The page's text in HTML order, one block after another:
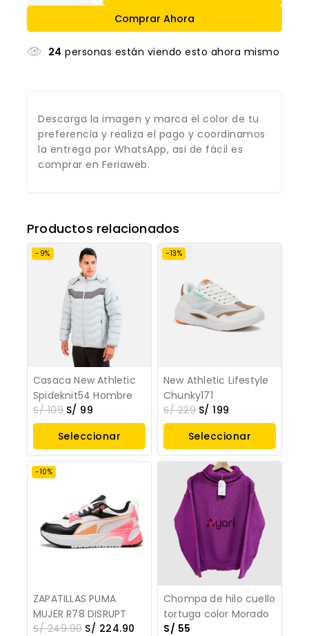
Comprar Ahora
24 personas están viendo esto ahora mismo
Descarga la imagen y marca el color de tu
preferencia y realiza el pago y coordinamos
la entrega por WhatsApp, asi de fácil es
comprar en Feriaweb.
Productos relacionados
-9%
Casaca New Athletic
Spideknit54 Hombre
S/109 S/ 99
Seleccionar
Opciones
-13%
New Athletic Lifestyle
Chunky171
S/229 S/ 199
Seleccionar
Opciones
-10%
ZAPATILLAS PUMA
MUJER R78 DISRUPT
S/249.90 S/ 224.90
Chompa de hilo cuello
tortuga color Morado
S/ 55